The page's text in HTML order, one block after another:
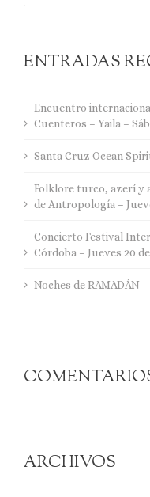
ENTRADAS
Encuentro
Cuenteros – Yaila –
Santa Cruz Ocean
Folklore turco, azerí y
de Antropología –
Concierto Festival
Córdoba – Jueves 20
Noches de RAMADÁN
ARCHIVOS